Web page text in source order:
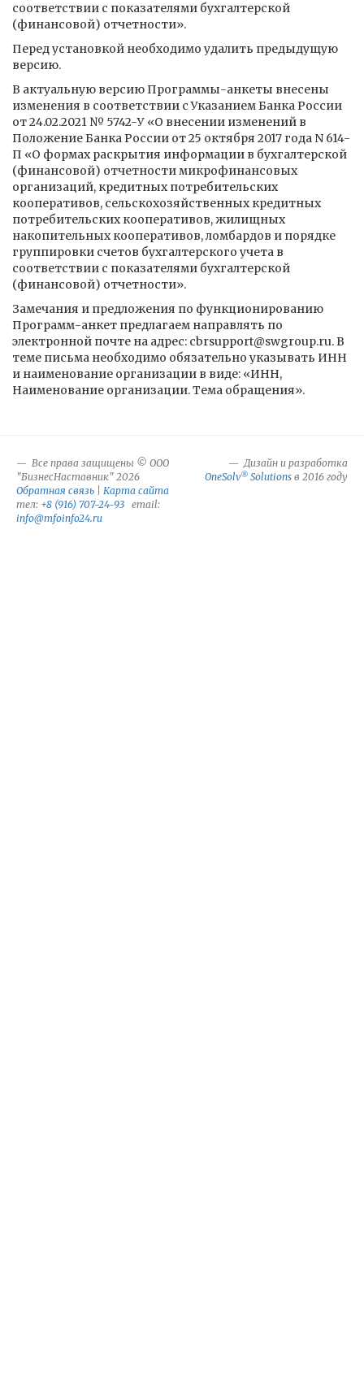
соответствии с показателями бухгалтерской
(финансовой) отчетности».
Перед установкой необходимо удалить предыдущую
версию.
В актуальную версию Программы-анкеты внесены
изменения в соответствии с Указанием Банка России
от 24.02.2021 № 5742-У «О внесении изменений в
Положение Банка России от 25 октября 2017 года N 614-
П «О формах раскрытия информации в бухгалтерской
(финансовой) отчетности микрофинансовых
организаций, кредитных потребительских
кооперативов, сельскохозяйственных кредитных
потребительских кооперативов, жилищных
накопительных кооперативов, ломбардов и порядке
группировки счетов бухгалтерского учета в
соответствии с показателями бухгалтерской
(финансовой) отчетности».
Замечания и предложения по функционированию
Программ-анкет предлагаем направлять по
электронной почте на адрес: cbrsupport@swgroup.ru. В
теме письма необходимо обязательно указывать ИНН
и наименование организации в виде: «ИНН,
Наименование организации. Тема обращения».
Все права защищены © ООО
"БизнесНаставник" 2026
Обратная связь
Карта сайта
тел: +8 (916) 707-24-93 email:
info@mfoinfo24.ru
Дизайн и разработка
OneSolv® Solutions в 2016 году